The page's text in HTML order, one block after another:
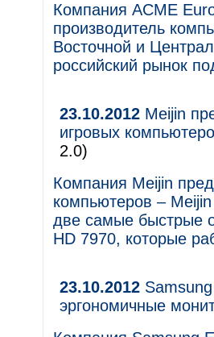
Компания ACME
производитель
Восточной и
российский рынок
23.10.2012 Meijin
игровых
2.0)
Компания Meijin
компьютеров –
две самые быстрые
HD 7970, которые
23.10.2012
эргономичные